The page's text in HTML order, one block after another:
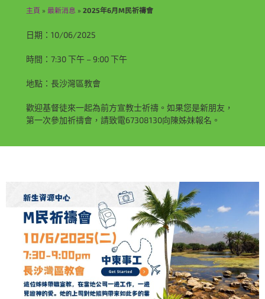
主頁 »最新消息 »2025年6月M民祈禱會
日期：10/06/2025
時間：7:30 下午 –9:00 下午
地點：長沙灣區教會
歡迎基督徒來一起為前方宣教士祈禱。如果您是新朋友，
第一次參加祈禱會，請致電67308130向陳姊妹報名。